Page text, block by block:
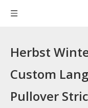
Herbst
Custom
Pullover